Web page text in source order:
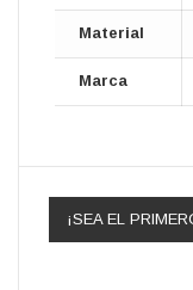
Material
Marca
¡SEA EL